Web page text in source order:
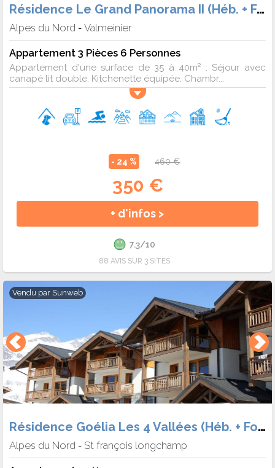
Résidence Le Grand Panorama II (Héb. + Forf.)
Alpes du Nord - Valmeinier
Appartement 3 Pièces 6 Personnes
Appartement d'une surface de 35 à 40m² : Séjour avec
canapé lit double. Kitchenette équipée. Chambr...
- 24 % 460 €
350 €
+ d'infos >
7.3/10
88 AVIS SUR 3 SITES
Vendu par Sunweb
Résidence Goélia Les 4 Vallées (Héb. + Forf. + Matériel)
Alpes du Nord - St françois longchamp